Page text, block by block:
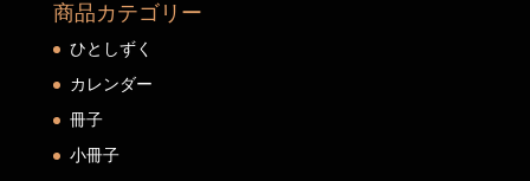
商品カテゴリー
ひとしずく
カレンダー
冊子
小冊子